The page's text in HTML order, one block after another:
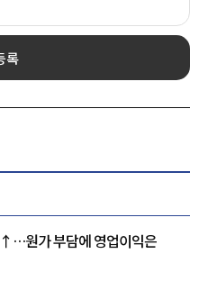
록
원가 부담에 영업이익은